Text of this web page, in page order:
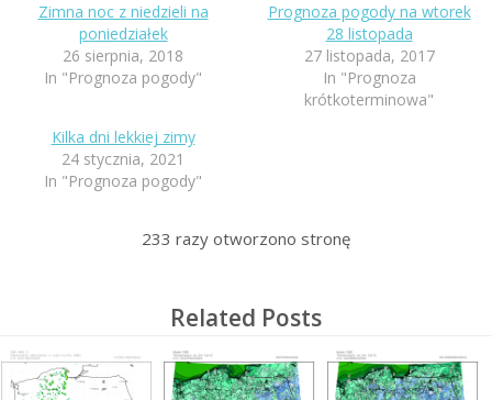
Zimna noc z niedzieli na
poniedziałek
26 sierpnia, 2018
In "Prognoza pogody"
Prognoza pogody na wtorek
28 listopada
27 listopada, 2017
In "Prognoza
krótkoterminowa"
Kilka dni lekkiej zimy
24 stycznia, 2021
In "Prognoza pogody"
233 razy otworzono stronę
Related Posts